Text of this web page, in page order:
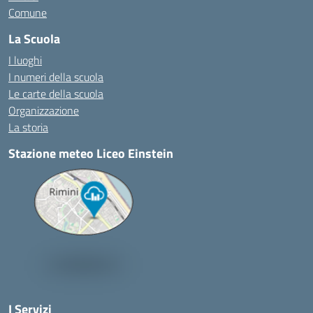
Comune
La Scuola
I luoghi
I numeri della scuola
Le carte della scuola
Organizzazione
La storia
Stazione meteo Liceo Einstein
I Servizi